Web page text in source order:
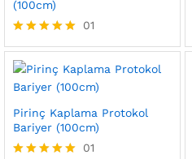
(100cm)
5 üzerinden
5.00
oy aldı
01
Pirinç Kaplama Protokol
Bariyer (100cm)
01